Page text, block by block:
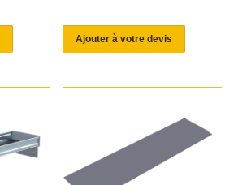
Ajouter à votre devis